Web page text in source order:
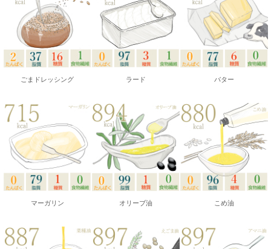
ごまドレッシング
マーガリン
ラード
オリーブ油
バター
こめ油